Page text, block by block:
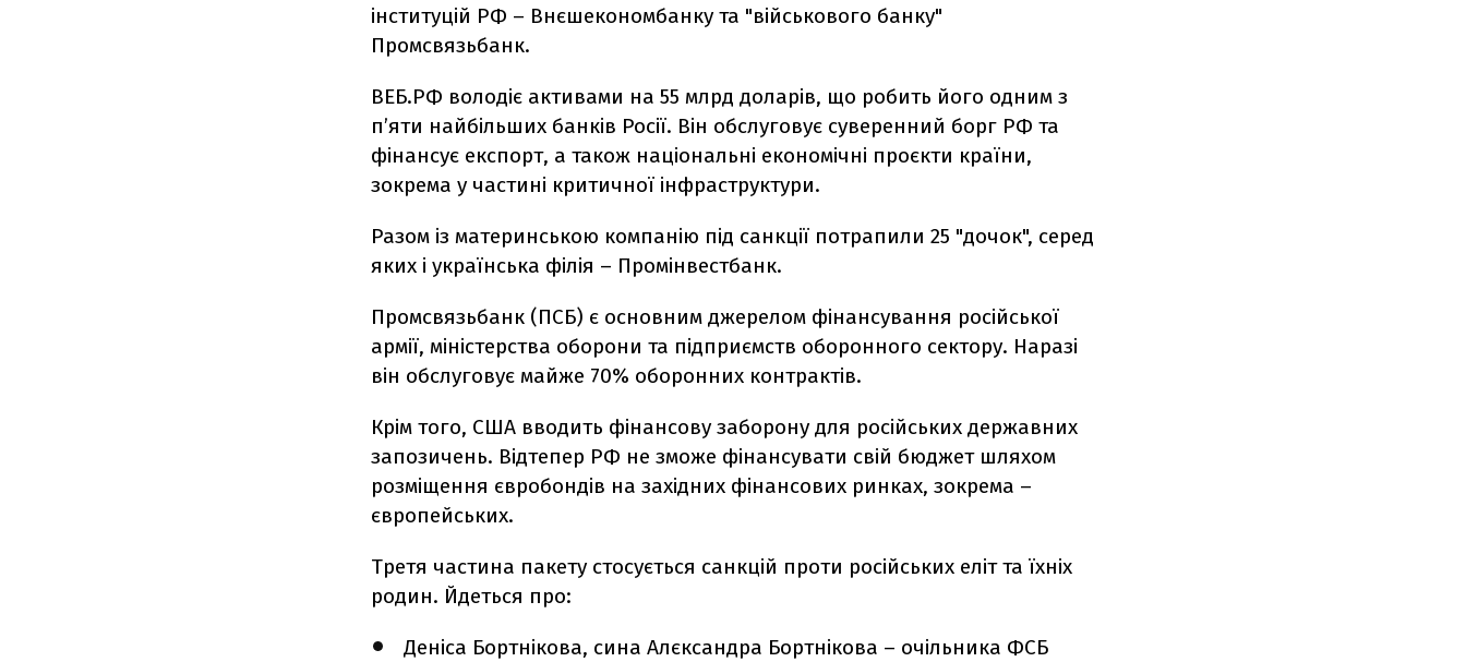
інституцій РФ – Внєшекономбанку та "військового банку"
Промсвязьбанк.
ВЕБ.РФ володіє активами на 55 млрд доларів, що робить його одним з
п’яти найбільших банків Росії. Він обслуговує суверенний борг РФ та
фінансує експорт, а також національні економічні проєкти країни,
зокрема у частині критичної інфраструктури.
Разом із материнською компанію під санкції потрапили 25 "дочок", серед
яких і українська філія – Промінвестбанк.
Промсвязьбанк (ПСБ) є основним джерелом фінансування російської
армії, міністерства оборони та підприємств оборонного сектору. Наразі
він обслуговує майже 70% оборонних контрактів.
Крім того, США вводить фінансову заборону для російських державних
запозичень. Відтепер РФ не зможе фінансувати свій бюджет шляхом
розміщення євробондів на західних фінансових ринках, зокрема –
європейських.
Третя частина пакету стосується санкцій проти російських еліт та їхніх
родин. Йдеться про:
Деніса Бортнікова, сина Алєксандра Бортнікова – очільника ФСБ